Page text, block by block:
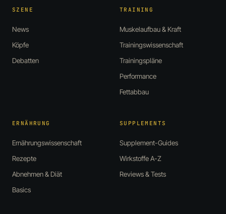
SZENE
News
Köpfe
Debatten
TRAINING
Muskelaufbau & Kraft
Trainingswissenschaft
Trainingspläne
Performance
Fettabbau
ERNÄHRUNG
Ernährungswissenschaft
Rezepte
Abnehmen & Diät
Basics
SUPPLEMENTS
Supplement-Guides
Wirkstoffe A-Z
Reviews & Tests